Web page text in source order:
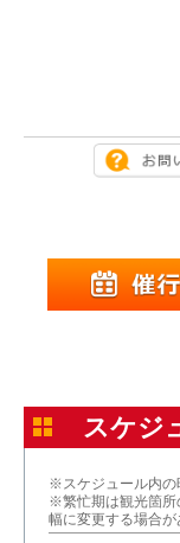
スケジ
※スケジュール内の
※繁忙期は観光箇所
幅に変更する場合が